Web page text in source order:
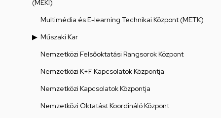
(MEKI)
Multimédia és E-learning Technikai Központ (METK)
Műszaki Kar
Nemzetközi Felsőoktatási Rangsorok Központ
Nemzetközi K+F Kapcsolatok Központja
Nemzetközi Kapcsolatok Központja
Nemzetközi Oktatást Koordináló Központ